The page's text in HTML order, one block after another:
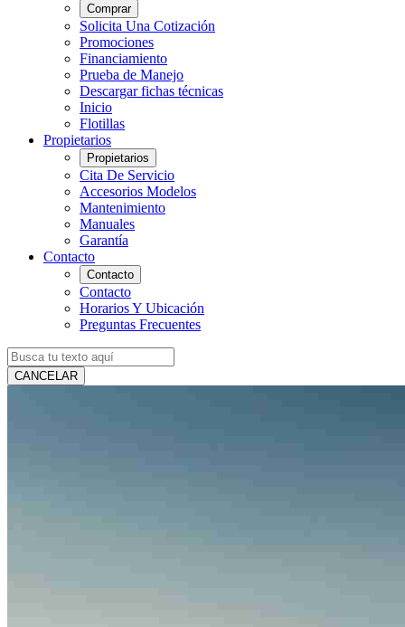
Comprar
Solicita Una Cotización
Promociones
Financiamiento
Prueba de Manejo
Descargar fichas técnicas
Inicio
Flotillas
Propietarios
Propietarios
Cita De Servicio
Accesorios Modelos
Mantenimiento
Manuales
Garantía
Contacto
Contacto
Contacto
Horarios Y Ubicación
Preguntas Frecuentes
CANCELAR